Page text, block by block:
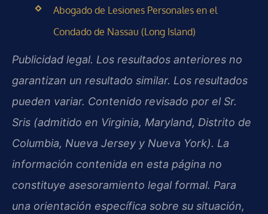
Abogado de Lesiones Personales en el
Condado de Nassau (Long Island)
Publicidad legal. Los resultados anteriores no
garantizan un resultado similar. Los resultados
pueden variar. Contenido revisado por el Sr.
Sris (admitido en Virginia, Maryland, Distrito de
Columbia, Nueva Jersey y Nueva York). La
información contenida en esta página no
constituye asesoramiento legal formal. Para
una orientación específica sobre su situación,